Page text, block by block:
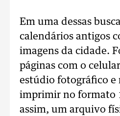
Em uma dessas
calendários antigos
imagens da cidade.
páginas com o
estúdio fotográfico e
imprimir no formato
assim, um arquivo